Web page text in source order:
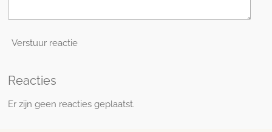
Verstuur reactie
Reacties
Er zijn geen reacties geplaatst.